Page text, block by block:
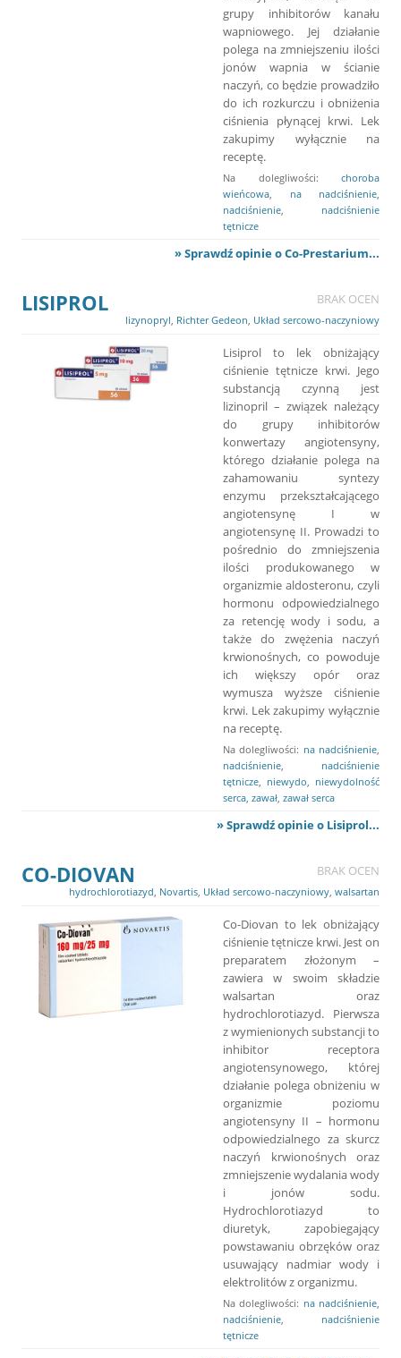
grupy inhibitorów kanału
wapniowego. Jej działanie
polega na zmniejszeniu ilości
jonów wapnia w ścianie
naczyń, co będzie prowadziło
do ich rozkurczu i obniżenia
ciśnienia płynącej krwi. Lek
zakupimy wyłącznie na
receptę.
Na dolegliwości: choroba
wieńcowa
na nadciśnienie
nadciśnienie
nadciśnienie
tętnicze
» Sprawdź opinie o Co-Prestarium...
LISIPROL BRAK OCEN
lizynopryl Richter Gedeon Układ sercowo-naczyniowy
Lisiprol to lek obniżający
ciśnienie tętnicze krwi. Jego
substancją czynną jest
lizinopril – związek należący
do grupy inhibitorów
konwertazy angiotensyny,
którego działanie polega na
zahamowaniu syntezy
enzymu przekształcającego
angiotensynę I w
angiotensynę II. Prowadzi to
pośrednio do zmniejszenia
ilości produkowanego w
organizmie aldosteronu, czyli
hormonu odpowiedzialnego
za retencję wody i sodu, a
także do zwężenia naczyń
krwionośnych, co powoduje
ich większy opór oraz
wymusza wyższe ciśnienie
krwi. Lek zakupimy wyłącznie
na receptę.
Na dolegliwości: na nadciśnienie
nadciśnienie
nadciśnienie
tętnicze
niewydo
niewydolność
serca zawał zawał serca
» Sprawdź opinie o Lisiprol...
CO-DIOVAN BRAK OCEN
hydrochlorotiazyd Novartis Układ sercowo-naczyniowy walsartan
Co-Diovan to lek obniżający
ciśnienie tętnicze krwi. Jest on
preparatem złożonym –
zawiera w swoim składzie
walsartan oraz
hydrochlorotiazyd. Pierwsza
z wymienionych substancji to
inhibitor receptora
angiotensynowego, której
działanie polega obniżeniu w
organizmie poziomu
angiotensyny II – hormonu
odpowiedzialnego za skurcz
naczyń krwionośnych oraz
zmniejszenie wydalania wody
i jonów sodu.
Hydrochlorotiazyd to
diuretyk, zapobiegający
powstawaniu obrzęków oraz
usuwający nadmiar wody i
elektrolitów z organizmu.
Na dolegliwości: na nadciśnienie
nadciśnienie
nadciśnienie
tętnicze